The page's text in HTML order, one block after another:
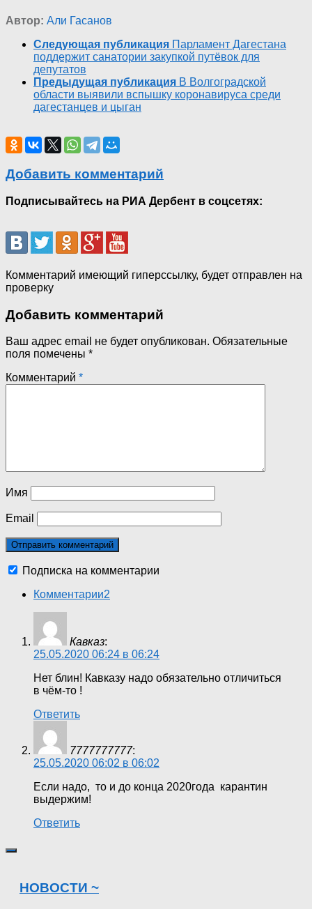
Автор: Али Гасанов
Следующая публикация Парламент Дагестана
поддержит санатории закупкой путёвок для
депутатов
Предыдущая публикация В Волгоградской
области выявили вспышку коронавируса среди
дагестанцев и цыган
Добавить комментарий
Подписывайтесь на РИА Дербент в соцсетях:
Комментарий имеющий гиперссылку, будет отправлен на
проверку
Добавить комментарий
Ваш адрес email не будет опубликован. Обязательные
поля помечены *
Комментарий *
Имя
Email
Подписка на комментарии
Комментарии2
Кавказ:
25.05.2020 06:24 в 06:24
Нет блин! Кавказу надо обязательно отличиться
в чём-то !
Ответить
7777777777:
25.05.2020 06:02 в 06:02
Если надо, то и до конца 2020года карантин
выдержим!
Ответить
НОВОСТИ ~